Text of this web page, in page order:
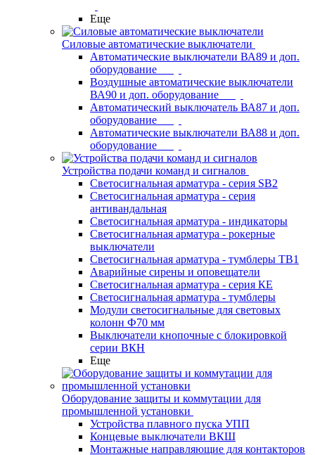
Еще
Силовые автоматические выключатели
Автоматические выключатели ВА89 и доп.
оборудование
Воздушные автоматические выключатели
ВА90 и доп. оборудование
Автоматический выключатель ВА87 и доп.
оборудование
Автоматические выключатели ВА88 и доп.
оборудование
Устройства подачи команд и сигналов
Светосигнальная арматура - серия SB2
Светосигнальная арматура - серия
антивандальная
Светосигнальная арматура - индикаторы
Светосигнальная арматура - рокерные
выключатели
Светосигнальная арматура - тумблеры ТВ1
Аварийные сирены и оповещатели
Светосигнальная арматура - серия КЕ
Светосигнальная арматура - тумблеры
Модули светосигнальные для световых
колонн Ф70 мм
Выключатели кнопочные с блокировкой
серии ВКН
Еще
Оборудование защиты и коммутации для
промышленной установки
Устройства плавного пуска УПП
Концевые выключатели ВКШ
Монтажные направляющие для контакторов